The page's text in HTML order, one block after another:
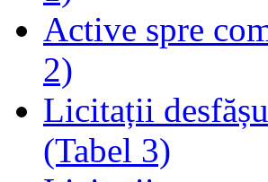
Active spre
2)
Licitații
(Tabel 3)